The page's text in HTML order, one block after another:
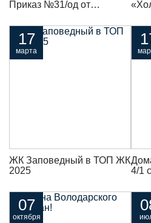
Приказ №31/од от
17
марта
ЖК Заповедный в ТОП ЖК
2025
4/1
07
октября